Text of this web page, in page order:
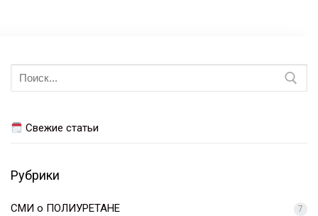
Искать:
Свежие статьи
Рубрики
СМИ о ПОЛИУРЕТАНЕ 7